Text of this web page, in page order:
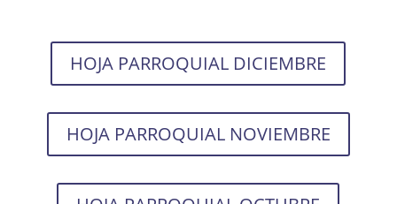
HOJA PARROQUIAL DICIEMBRE
HOJA PARROQUIAL NOVIEMBRE